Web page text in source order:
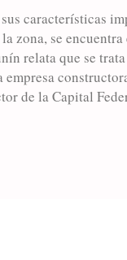
características
zona, se
relata que se
de la Capital
de confort y de